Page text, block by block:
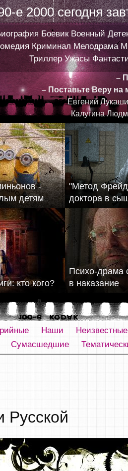
е 2000 сегодня
Боевик Военный
Криминал Мелодрама
Триллер Ужасы
–
– Поставьте Веру на
Евгений
Калугина
-
детям
"Метод
доктора в
кто кого?
Психо-драма
в наказание
Наши Неизвестные
Сумасшедшие
Русской